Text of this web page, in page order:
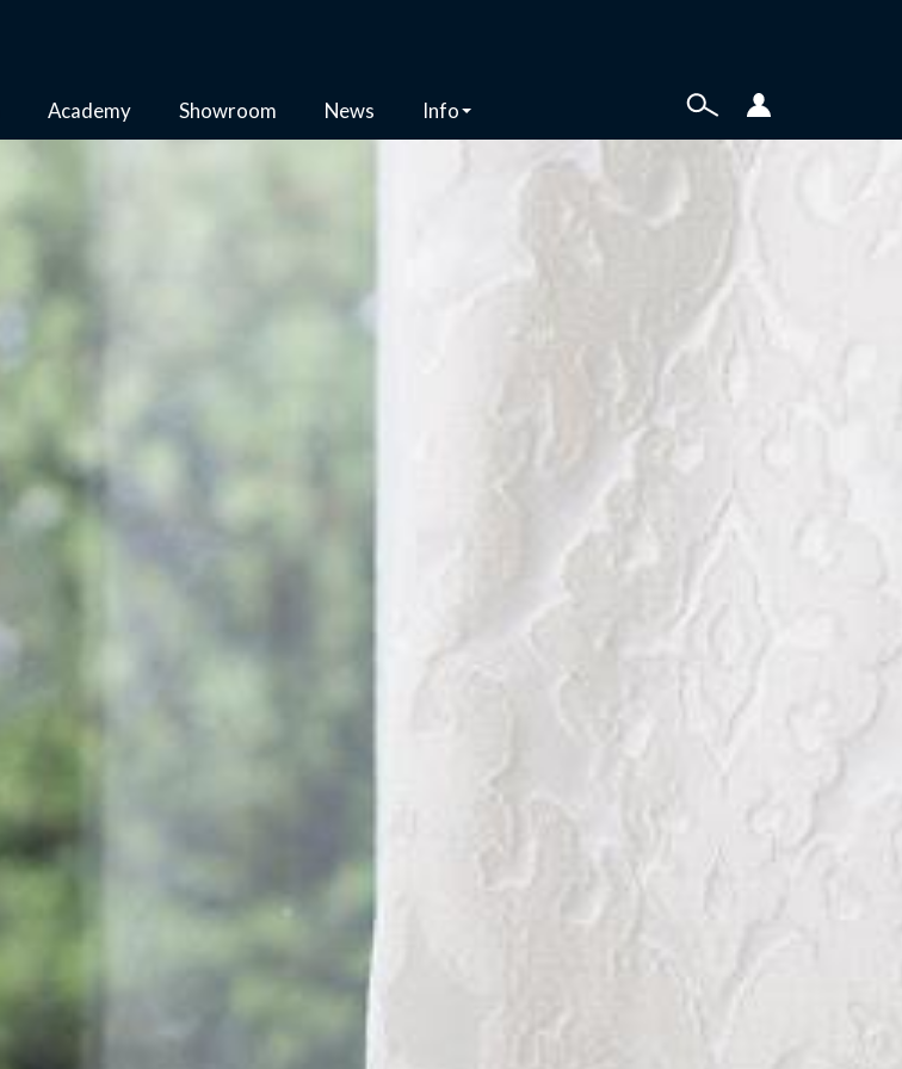
Academy Showroom News Info